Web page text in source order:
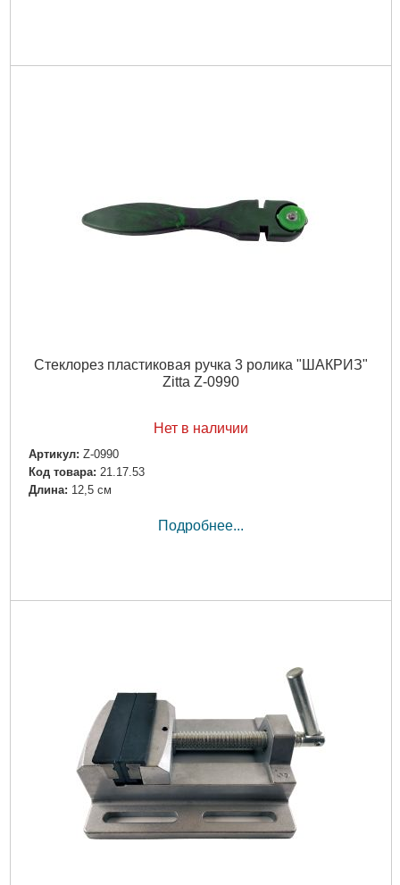
Стеклорез пластиковая ручка 3 ролика "ШАКРИЗ"
Zitta Z-0990
Нет в наличии
Артикул: Z-0990
Код товара: 21.17.53
Длина: 12,5 см
Подробнее...